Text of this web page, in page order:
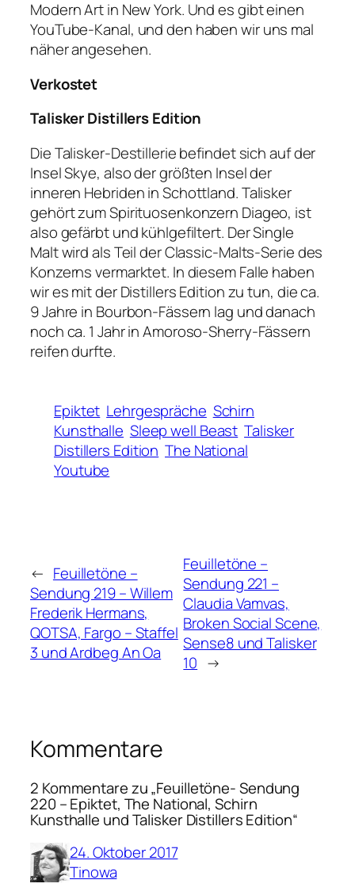
Modern Art in New York. Und es gibt einen
YouTube-Kanal, und den haben wir uns mal
näher angesehen.
Verkostet
Talisker Distillers Edition
Die Talisker-Destillerie befindet sich auf der
Insel Skye, also der größten Insel der
inneren Hebriden in Schottland. Talisker
gehört zum Spirituosenkonzern Diageo, ist
also gefärbt und kühlgefiltert. Der Single
Malt wird als Teil der Classic-Malts-Serie des
Konzerns vermarktet. In diesem Falle haben
wir es mit der Distillers Edition zu tun, die ca.
9 Jahre in Bourbon-Fässern lag und danach
noch ca. 1 Jahr in Amoroso-Sherry-Fässern
reifen durfte.
Epiktet Lehrgespräche Schirn
Kunsthalle Sleep well Beast Talisker
Distillers Edition The National
Youtube
← Feuilletöne –
Sendung 219 – Willem
Frederik Hermans,
QOTSA, Fargo – Staffel
3 und Ardbeg An Oa
Feuilletöne –
Sendung 221 –
Claudia Vamvas,
Broken Social Scene,
Sense8 und Talisker
10 →
Kommentare
2 Kommentare zu „Feuilletöne- Sendung
220 – Epiktet, The National, Schirn
Kunsthalle und Talisker Distillers Edition“
24. Oktober 2017
Tinowa